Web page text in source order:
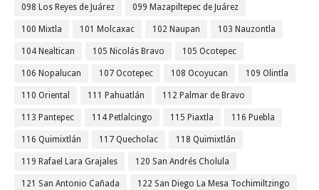
098 Los Reyes de Juárez 099 Mazapiltepec de Juárez
100 Mixtla 101 Molcaxac 102 Naupan 103 Nauzontla
104 Nealtican 105 Nicolás Bravo 105 Ocotepec
106 Nopalucan 107 Ocotepec 108 Ocoyucan 109 Olintla
110 Oriental 111 Pahuatlán 112 Palmar de Bravo
113 Pantepec 114 Petlalcingo 115 Piaxtla 116 Puebla
116 Quimixtlán 117 Quecholac 118 Quimixtlán
119 Rafael Lara Grajales 120 San Andrés Cholula
121 San Antonio Cañada 122 San Diego La Mesa Tochimiltzingo